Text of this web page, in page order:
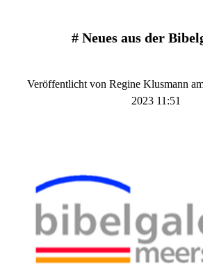
# Neues aus der
Veröffentlicht von Regine Klusmann
2023 11:51